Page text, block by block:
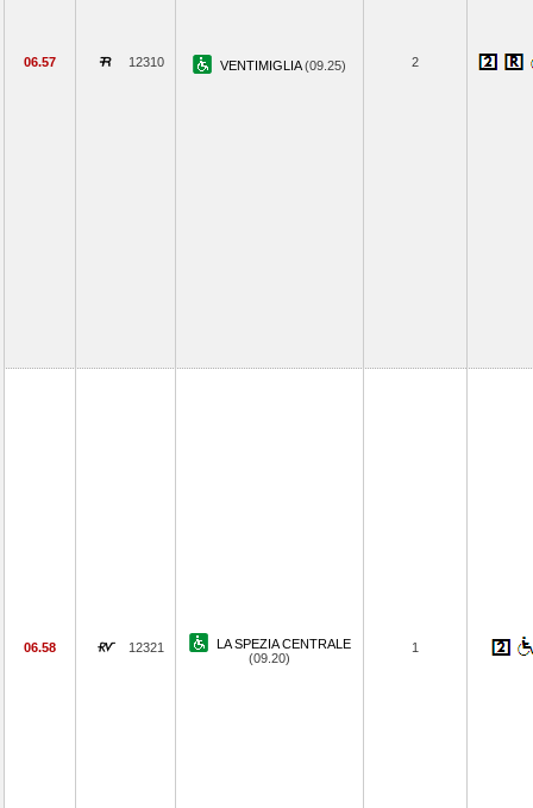
06.57 12310 VENTIMIGLIA(09.25) 2
06.58 12321
LA SPEZIA CENTRALE
(09.20)
1